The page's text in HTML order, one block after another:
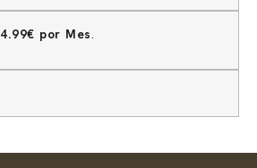
4.99€ por Mes.